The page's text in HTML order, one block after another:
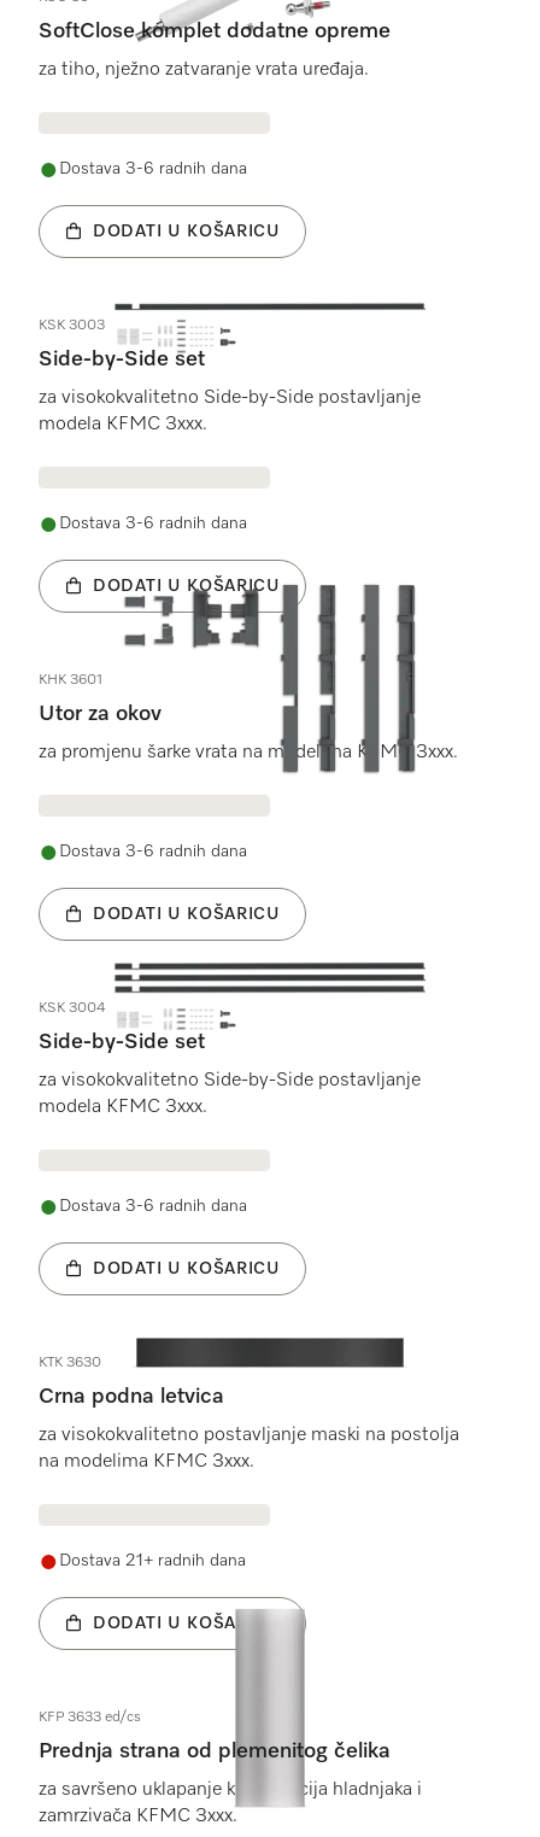
SoftClose komplet dodatne opreme
za tiho, nježno zatvaranje vrata uređaja.
Dostava 3-6 radnih dana
DODATI U KOŠARICU
KSK 3003
Side-by-Side set
za visokokvalitetno Side-by-Side postavljanje
modela KFMC 3xxx.
Dostava 3-6 radnih dana
DODATI U KOŠARICU
KHK 3601
Utor za okov
za promjenu šarke vrata na modelima KFMC 3xxx.
Dostava 3-6 radnih dana
DODATI U KOŠARICU
KSK 3004
Side-by-Side set
za visokokvalitetno Side-by-Side postavljanje
modela KFMC 3xxx.
Dostava 3-6 radnih dana
DODATI U KOŠARICU
KTK 3630
Crna podna letvica
za visokokvalitetno postavljanje maski na postolja
na modelima KFMC 3xxx.
Dostava 21+ radnih dana
DODATI U KOŠARICU
KFP 3633 ed/cs
Prednja strana od plemenitog čelika
za savršeno uklapanje kombinacija hladnjaka i
zamrzivača KFMC 3xxx.